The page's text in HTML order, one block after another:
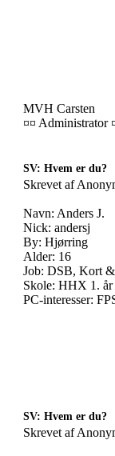
MVH Carsten
¤¤ Administrator
SV: Hvem er du?
Skrevet af
Navn: Anders J.
Nick: andersj
By: Hjørring
Alder: 16
Job: DSB, Kort
Skole: HHX 1. år
PC-interesser:
SV: Hvem er du?
Skrevet af